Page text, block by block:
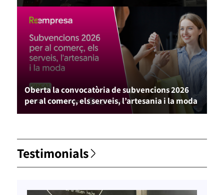
Oberta la convocatòria de subvencions 2026
per al comerç, els serveis, l’artesania i la moda
Testimonials